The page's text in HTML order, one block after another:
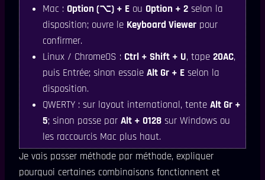
Mac : Option (⌥) + E ou Option + 2 selon la
disposition; ouvre le Keyboard Viewer pour
confirmer.
Linux / ChromeOS : Ctrl + Shift + U, tape 20AC,
puis Entrée; sinon essaie Alt Gr + E selon la
disposition.
QWERTY : sur layout international, tente Alt Gr +
5; sinon passe par Alt + 0128 sur Windows ou
les raccourcis Mac plus haut.
Je vais passer méthode par méthode, expliquer
pourquoi certaines combinaisons fonctionnent et